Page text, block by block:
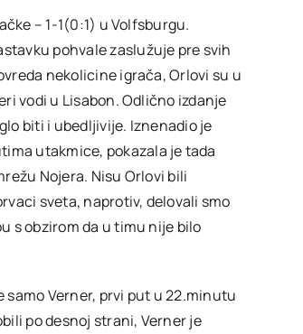
– 1-1(0:1) u Volfsburgu.
pohvale zaslužuje pre svih
nekolicine igrača, Orlovi su u
vodi u Lisabon. Odlično izdanje
biti i ubedljivije. Iznenadio je
utakmice, pokazala je tada
Nojera. Nisu Orlovi bili
sveta, naprotiv, delovali smo
s obzirom da u timu nije bilo
Verner, prvi put u 22.minutu
po desnoj strani, Verner je